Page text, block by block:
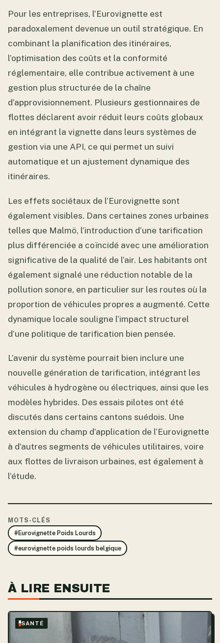
Pour les entreprises, l’Eurovignette est
paradoxalement devenue un outil stratégique. En
combinant la planification des itinéraires,
l’optimisation des coûts et la conformité
réglementaire, elle contribue activement à une
gestion plus structurée de la chaîne
d’approvisionnement. Plusieurs gestionnaires de
flottes déclarent avoir réduit leurs coûts globaux
en intégrant la vignette dans leurs systèmes de
gestion via une API, ce qui permet un suivi
automatique et un ajustement dynamique des
itinéraires.
Les effets sociétaux de l’Eurovignette sont
également visibles. Dans certaines zones urbaines
telles que Malmö, l’introduction d’une tarification
plus différenciée a coïncidé avec une amélioration
significative de la qualité de l’air. Les habitants ont
également signalé une réduction notable de la
pollution sonore, en particulier sur les routes où la
proportion de véhicules propres a augmenté. Cette
dynamique locale souligne l’impact structurel
d’une politique de tarification bien pensée.
L’avenir du système pourrait bien inclure une
nouvelle génération de tarification, intégrant les
véhicules à hydrogène ou électriques, ainsi que les
modèles hybrides. Des essais pilotes ont été
discutés dans certains cantons suédois. Une
extension du champ d’application de l’Eurovignette
à d’autres segments de véhicules utilitaires, voire
aux flottes de livraison urbaines, est également à
l’étude.
MOTS-CLÉS
#Eurovignette Poids Lourds
#eurovignette poids lourds belgique
À LIRE ENSUITE
SANTÉ